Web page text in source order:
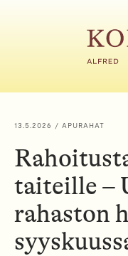
ä
13.5.2026 / APURAHAT
taiteille –
rahaston